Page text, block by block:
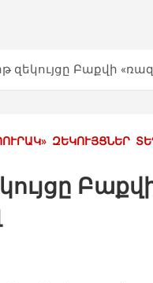
զեկույցը Բաքվի
ԶԵԿՈՒՅՑՆԵՐ